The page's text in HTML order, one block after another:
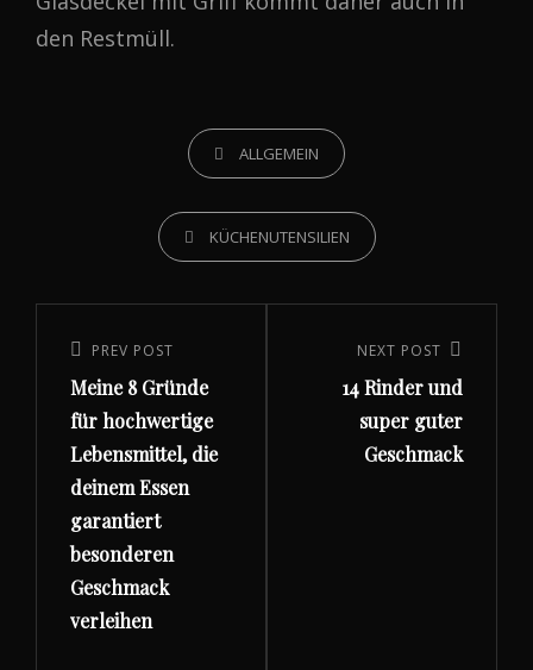
den Restmüll.
CATEGORIESALLGEMEIN
TAGS, KÜCHENUTENSILIEN
Previous
Post
PREV POST
Meine 8 Gründe
für hochwertige
Lebensmittel, die
deinem Essen
garantiert
besonderen
Geschmack
verleihen
Post
NEXT POST
14 Rinder und
super guter
Geschmack